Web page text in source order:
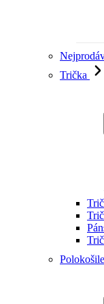
Trička
Polokošile